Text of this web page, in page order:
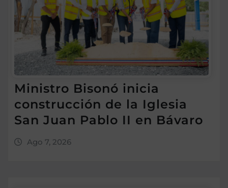
Ministro Bisonó inicia
construcción de la Iglesia
San Juan Pablo II en Bávaro
Ago 7, 2026